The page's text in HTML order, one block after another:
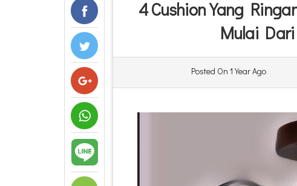
4 Cushion Yang
Mulai Dari
Posted On 1 Year Ago